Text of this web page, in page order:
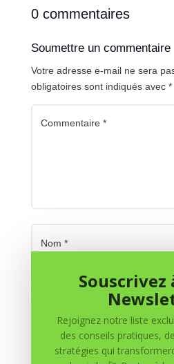
0 commentaires
Soumettre un commentaire
Votre adresse e-mail ne sera
obligatoires sont indiqués avec *
Souscrivez
Rejoignez notre liste
des conseils pratiques,
stratégies qui